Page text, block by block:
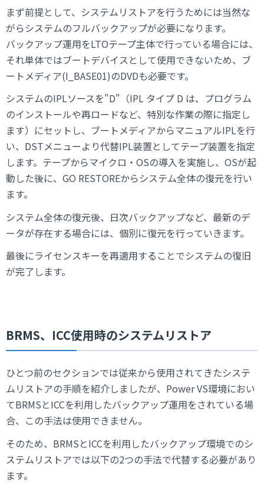
まず前提として、システムリストアを行うためには当然な
がらシステムのフルバックアップが必要になります。
バックアップ運用をLTOテープ主体で行っている場合には、
それ単体ではブートデバイスとして使用できないため、ブ
ートメディア(I_BASE01)のDVDも必要です。
システムのIPLソースを"D"（IPL タイプ D は、プログラム
のインストールや再ロードなど、特別な作業の際に指定し
ます）にセットし、ブートメディアからマニュアルIPLを行
い、DSTメニューより代替IPL装置としてテープ装置を指定
します。テープからマイクロ・OSの導入を実施し、OSが起
動した後に、GO RESTOREからシステム全体の復元を行い
ます。
システム全体の復元後、日次バックアップなど、最新のデ
ータが存在する場合には、個別に復元を行っていきます。
最後にライセンスキーを再適用することでシステムの復旧
が完了します。
BRMS、ICC使用時のシステムリストア
ひとつ前のセクションでは従来から使用されてきたシステ
ムリストアの手順を紹介しましたが、Power VS環境におい
てBRMSとICCを利用したバックアップ運用をされている場
合、この手法は使用できません。
そのため、BRMSとICCを利用したバックアップ環境でのシ
ステムリストアでは以下の2つの手法で代替する必要があり
ます。